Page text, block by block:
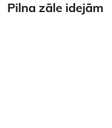
Pilna zāle idejām